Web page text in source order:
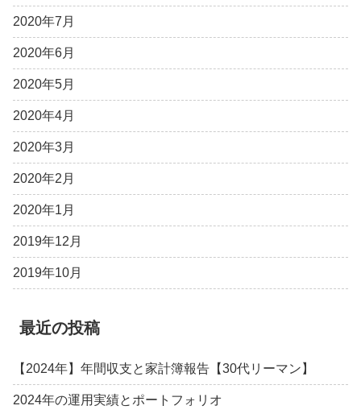
2020年7月
2020年6月
2020年5月
2020年4月
2020年3月
2020年2月
2020年1月
2019年12月
2019年10月
最近の投稿
【2024年】年間収支と家計簿報告【30代リーマン】
2024年の運用実績とポートフォリオ